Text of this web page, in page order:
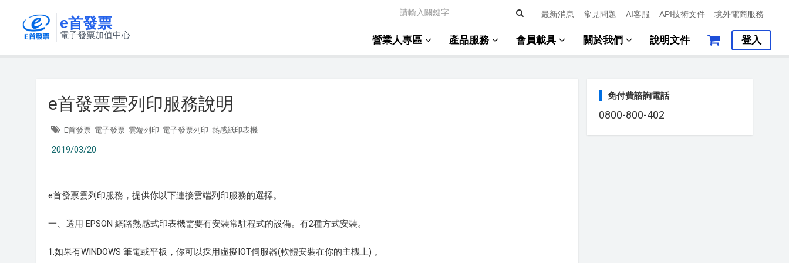
e首發票
電子發票加值中心
最新消息 常見問題 AI客服 API技術文件 境外電商服務
營業人專區 產品服務 會員載具 關於我們 說明文件 登入
e首發票雲列印服務說明
E首發票 電子發票 雲端列印 電子發票列印 熱感紙印表機
2019/03/20
e首發票雲列印服務，提供你以下連接雲端列印服務的選擇。
一、選用 EPSON 網路熱感式印表機需要有安裝常駐程式的設備。有2種方式安裝。
1.如果有WINDOWS 筆電或平板，你可以採用虛擬IOT伺服器(軟體安裝在你的主機上) 。
免付費諮詢電話
0800-800-402